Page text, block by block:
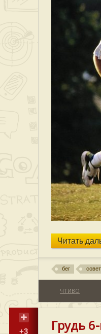
Читать
бег
ЧТИВО
+3 Грудь